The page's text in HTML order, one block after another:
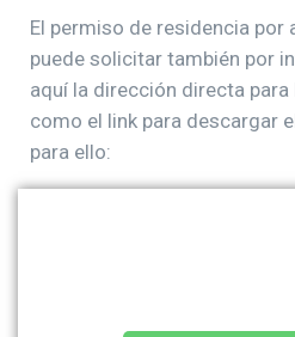
El permiso de residencia
puede solicitar también por
aquí la dirección directa
como el link para descargar
para ello: